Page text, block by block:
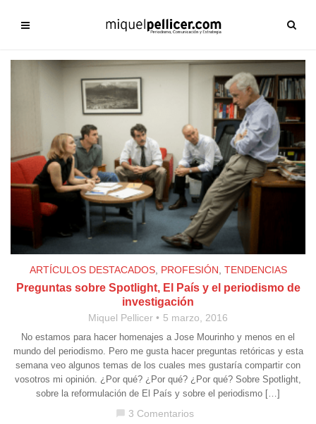
ARTÍCULOS DESTACADOS, PROFESIÓN TENDENCIAS
Preguntas sobre Spotlight, El País y el periodismo de
investigación
Miquel Pellicer 5 marzo, 2016
No estamos para hacer homenajes a Jose Mourinho y menos en el
mundo del periodismo. Pero me gusta hacer preguntas retóricas y esta
semana veo algunos temas de los cuales mes gustaría compartir con
vosotros mi opinión. ¿Por qué? ¿Por qué? ¿Por qué? Sobre Spotlight,
sobre la reformulación de El País y sobre el periodismo […]
chat_bubble 3 Comentarios